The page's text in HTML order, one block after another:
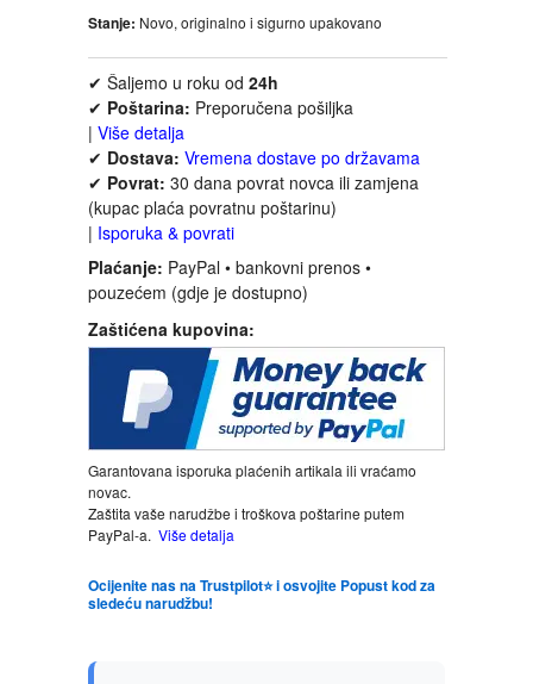
KLASICI
KNJIGE ZA DECU
KOMEDIJA
KRIMINALISTIČKI
KUVARI
LJUBAVNI
MITOLOGIJA
Stanje: Novo, originalno i sigurno upakovano
✔ Šaljemo u roku od 24h
✔ Poštarina: Preporučena pošiljka
| Više detalja
✔ Dostava: Vremena dostave po državama
✔ Povrat: 30 dana povrat novca ili zamjena
(kupac plaća povratnu poštarinu)
| Isporuka & povrati
Plaćanje: PayPal • bankovni prenos •
pouzećem (gdje je dostupno)
Zaštićena kupovina:
Garantovana isporuka plaćenih artikala ili vraćamo
novac.
Zaštita vaše narudžbe i troškova poštarine putem
PayPal-a. Više detalja
Ocijenite nas na Trustpilot⭐ i osvojite Popust kod za
sledeću narudžbu!